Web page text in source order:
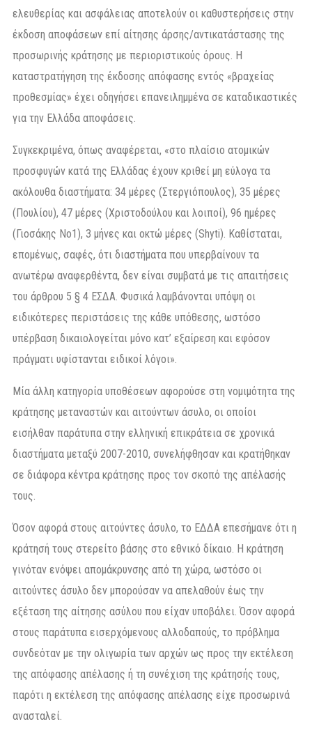
ελευθερίας και ασφάλειας αποτελούν οι καθυστερήσεις στην
έκδοση αποφάσεων επί αίτησης άρσης/αντικατάστασης της
προσωρινής κράτησης με περιοριστικούς όρους. Η
καταστρατήγηση της έκδοσης απόφασης εντός «βραχείας
προθεσμίας» έχει οδηγήσει επανειλημμένα σε καταδικαστικές
για την Ελλάδα αποφάσεις.
Συγκεκριμένα, όπως αναφέρεται, «στο πλαίσιο ατομικών
προσφυγών κατά της Ελλάδας έχουν κριθεί μη εύλογα τα
ακόλουθα διαστήματα: 34 μέρες (Στεργιόπουλος), 35 μέρες
(Πουλίου), 47 μέρες (Χριστοδούλου και λοιποί), 96 ημέρες
(Γιοσάκης Νο1), 3 μήνες και οκτώ μέρες (Shyti). Καθίσταται,
επομένως, σαφές, ότι διαστήματα που υπερβαίνουν τα
ανωτέρω αναφερθέντα, δεν είναι συμβατά με τις απαιτήσεις
του άρθρου 5 § 4 ΕΣΔΑ. Φυσικά λαμβάνονται υπόψη οι
ειδικότερες περιστάσεις της κάθε υπόθεσης, ωστόσο
υπέρβαση δικαιολογείται μόνο κατ’ εξαίρεση και εφόσον
πράγματι υφίστανται ειδικοί λόγοι».
Μία άλλη κατηγορία υποθέσεων αφορούσε στη νομιμότητα της
κράτησης μεταναστών και αιτούντων άσυλο, οι οποίοι
εισήλθαν παράτυπα στην ελληνική επικράτεια σε χρονικά
διαστήματα μεταξύ 2007-2010, συνελήφθησαν και κρατήθηκαν
σε διάφορα κέντρα κράτησης προς τον σκοπό της απέλασής
τους.
Όσον αφορά στους αιτούντες άσυλο, το ΕΔΔΑ επεσήμανε ότι η
κράτησή τους στερείτο βάσης στο εθνικό δίκαιο. Η κράτηση
γινόταν ενόψει απομάκρυνσης από τη χώρα, ωστόσο οι
αιτούντες άσυλο δεν μπορούσαν να απελαθούν έως την
εξέταση της αίτησης ασύλου που είχαν υποβάλει. Όσον αφορά
στους παράτυπα εισερχόμενους αλλοδαπούς, το πρόβλημα
συνδεόταν με την ολιγωρία των αρχών ως προς την εκτέλεση
της απόφασης απέλασης ή τη συνέχιση της κράτησής τους,
παρότι η εκτέλεση της απόφασης απέλασης είχε προσωρινά
ανασταλεί.